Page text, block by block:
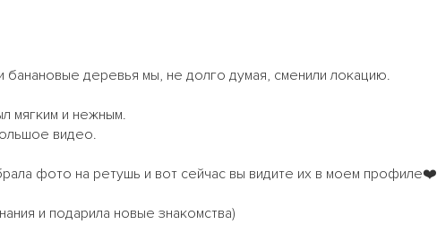
банановые деревья мы, не долго думая, сменили локацию.
мягким и нежным.
видео.
фото на ретушь и вот сейчас вы видите их в моем профиле❤️
и подарила новые знакомства)